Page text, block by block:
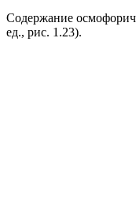
Содержание
ед., рис. 1.23).